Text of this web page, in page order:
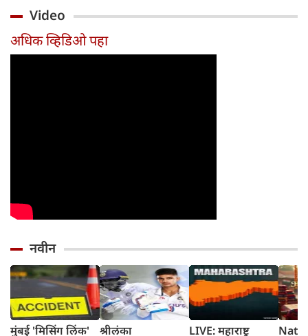
जाणून घ्या
संपतील आणि शुभ
दिवसांची सुरुवात
होईल
तुम्हाला ठाऊक
Video
अधिक व्हिडिओ पहा
नवीन
मुंबई 'मिसिंग लिंक' श्रीलंका LIVE: महाराष्ट्र